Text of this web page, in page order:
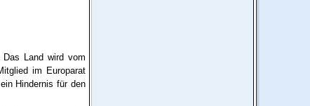
Das Land wird vom
im Europarat
Hindernis für den